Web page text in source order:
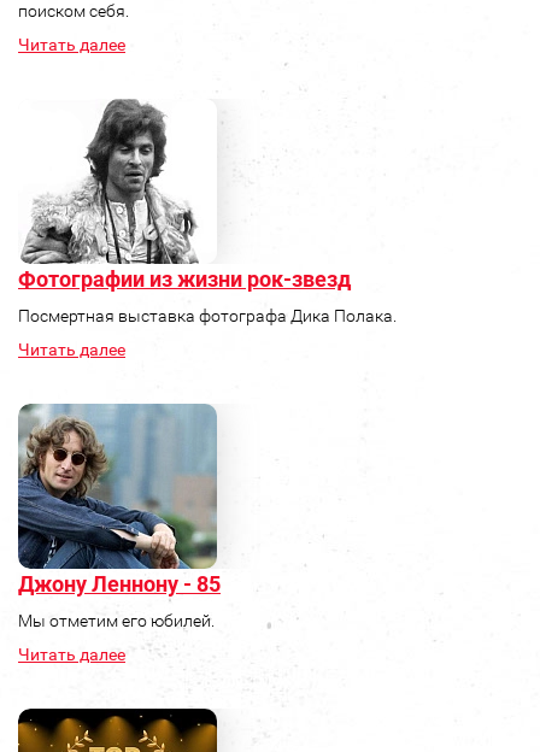
поиском себя.
Читать далее
Фотографии из жизни рок-звезд
Посмертная выставка фотографа Дика Полака.
Читать далее
Джону Леннону - 85
Мы отметим его юбилей.
Читать далее